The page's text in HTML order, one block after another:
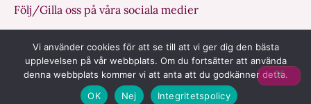
Följ/Gilla oss på våra sociala medier
Lindahls Bageri AB | Lindåkersgatan 27
602 23 Norrköping | Org nr-556147-0104
Skapad med av Digitalcap
Vi använder cookies för att se till att vi ger dig den bästa
upplevelsen på vår webbplats. Om du fortsätter att använda
denna webbplats kommer vi att anta att du godkänner detta.
OK
Nej Integritetspolicy